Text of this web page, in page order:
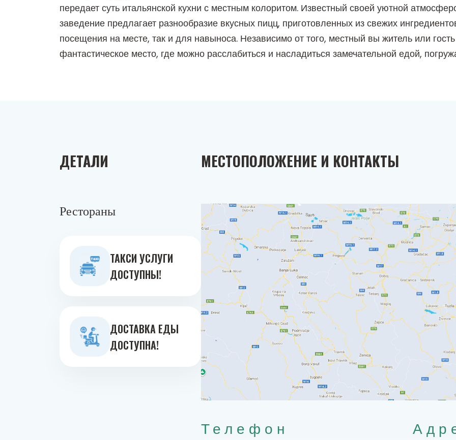
передает суть итальянской кухни с местным колоритом. Известный своей уютной
заведение предлагает разнообразие вкусных пицц, приготовленных из свежих
посещения на месте, так и для навыноса. Независимо от того, местный вы житель или
фантастическое место, где можно расслабиться и насладиться замечательной едой,
ДЕТАЛИ
Рестораны
ТАКСИ УСЛУГИ
ДОСТУПНЫ!
ДОСТАВКА ЕДЫ
ДОСТУПНА!
МЕСТОПОЛОЖЕНИЕ И КОНТАКТЫ
Телефон